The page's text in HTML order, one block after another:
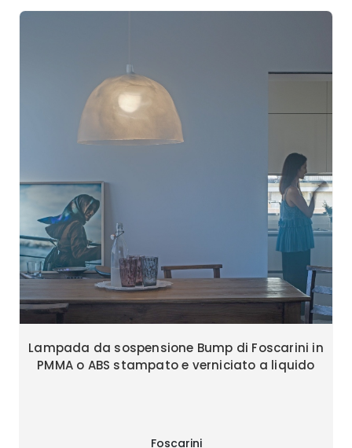
Lampada da sospensione Bump di Foscarini in
PMMA o ABS stampato e verniciato a liquido
Foscarini